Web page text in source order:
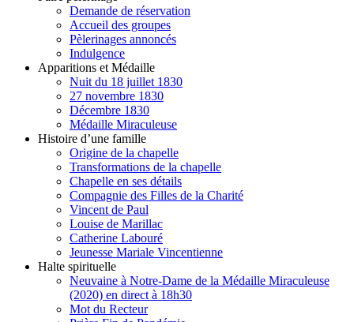
Demande de réservation
Accueil des groupes
Pèlerinages annoncés
Indulgence
Apparitions et Médaille
Nuit du 18 juillet 1830
27 novembre 1830
Décembre 1830
Médaille Miraculeuse
Histoire d’une famille
Origine de la chapelle
Transformations de la chapelle
Chapelle en ses détails
Compagnie des Filles de la Charité
Vincent de Paul
Louise de Marillac
Catherine Labouré
Jeunesse Mariale Vincentienne
Halte spirituelle
Neuvaine à Notre-Dame de la Médaille Miraculeuse
(2020) en direct à 18h30
Mot du Recteur